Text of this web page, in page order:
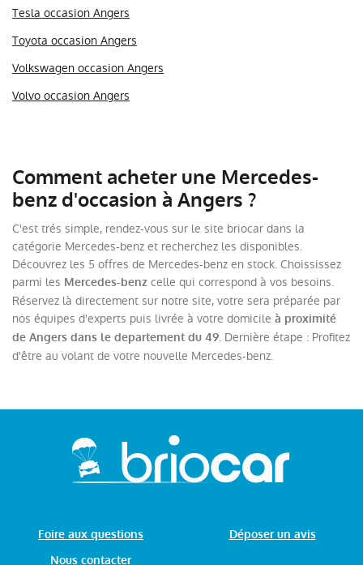
Tesla occasion Angers
Toyota occasion Angers
Volkswagen occasion Angers
Volvo occasion Angers
Comment acheter une Mercedes-
benz d'occasion à Angers ?
C'est trés simple, rendez-vous sur le site briocar dans la
catégorie Mercedes-benz et recherchez les disponibles.
Découvrez les 5 offres de Mercedes-benz en stock. Choississez
parmi les Mercedes-benz celle qui correspond à vos besoins.
Réservez là directement sur notre site, votre sera préparée par
nos équipes d'experts puis livrée à votre domicile à proximité
de Angers dans le departement du 49. Dernière étape : Profitez
d'être au volant de votre nouvelle Mercedes-benz.
Foire aux questions
Nous contacter
Déposer un avis